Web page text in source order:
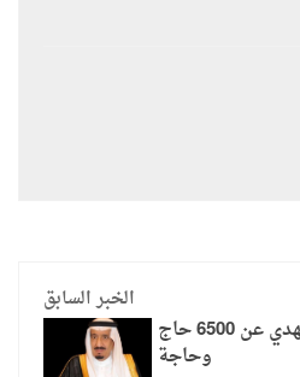
الخبر السابق
الملك يتكفل بنفقات الهدي عن 6500 حاج
وحاجة